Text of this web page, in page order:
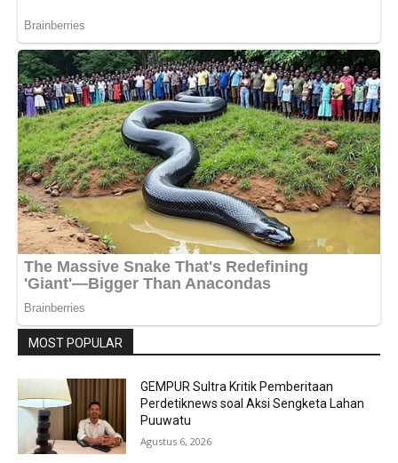
MOST POPULAR
GEMPUR Sultra Kritik Pemberitaan
Perdetiknews soal Aksi Sengketa Lahan
Puuwatu
Agustus 6, 2026